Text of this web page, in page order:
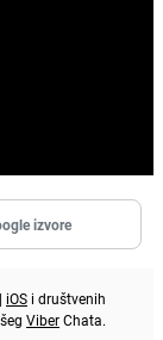
izvore
| iOS i društvenih
ViberChata.